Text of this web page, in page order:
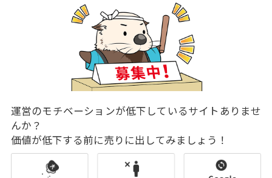
運営のモチベーションが低下しているサイトありませ
んか？
価値が低下する前に売りに出してみましょう！